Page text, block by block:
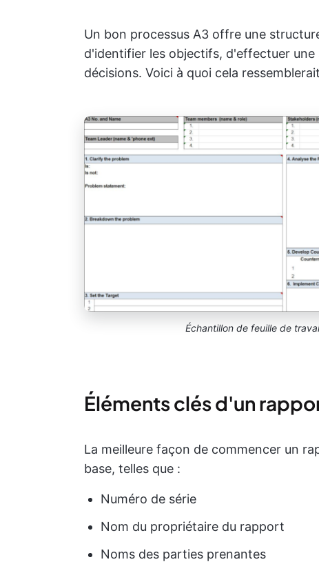
Un bon processus A3 offre une
d'identifier les objectifs, d'effectuer
décisions. Voici à quoi cela
Échantillon de feuille de
Éléments clés d'un
La meilleure façon de commencer un
base, telles que :
Numéro de série
Nom du propriétaire du rapport
Noms des parties prenantes